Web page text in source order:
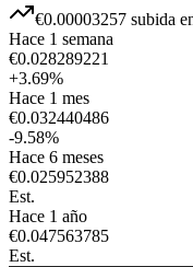
€0.00003257 subida
Hace 1 semana
€0.028289221
+3.69%
Hace 1 mes
€0.032440486
-9.58%
Hace 6 meses
€0.025952388
Est.
Hace 1 año
€0.047563785
Est.